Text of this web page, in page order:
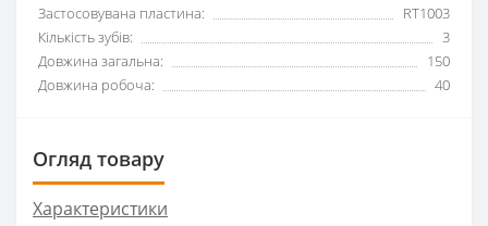
Застосовувана пластина:
RT1003
Кількість зубів:
3
Довжина загальна:
150
Довжина робоча:
40
Огляд товару
Характеристики